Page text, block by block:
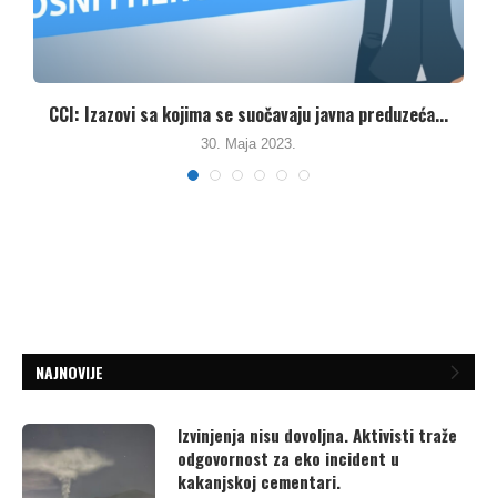
CCI: Izazovi sa kojima se suočavaju javna preduzeća...
30. Maja 2023.
NAJNOVIJE
Izvinjenja nisu dovoljna. Aktivisti traže
odgovornost za eko incident u
kakanjskoj cementari.